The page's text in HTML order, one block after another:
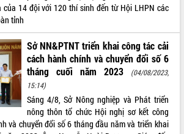
14 đội với 120 thí sinh đến từ Hội LHPN các
tỉnh
Sở NN&PTNT triển khai công tác cải
cách hành chính và chuyển đổi số 6
tháng cuối năm 2023
(04/08/2023,
15:14)
Sáng 4/8, Sở Nông nghiệp và Phát triển
nông thôn tổ chức Hội nghị sơ kết công
và chuyển đổi số 6 tháng đầu năm và triển khai